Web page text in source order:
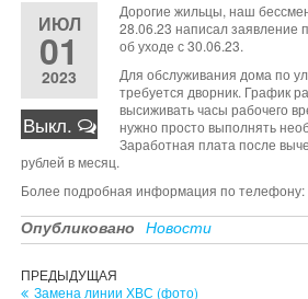
ИЮЛ
01
2023
Выкл.
Дорогие жильцы, наш
28.06.23 написал заявление
об уходе с 30.06.23.
Для обслуживания дома по
требуется дворник. График
высиживать часы рабочего
нужно просто выполнять
Заработная плата после
рублей в месяц.
Более подробная информация по
Опубликовано Новости
Навигация
Предыдущая
запись
ПРЕДЫДУЩАЯ
Замена линии ХВС (фото)